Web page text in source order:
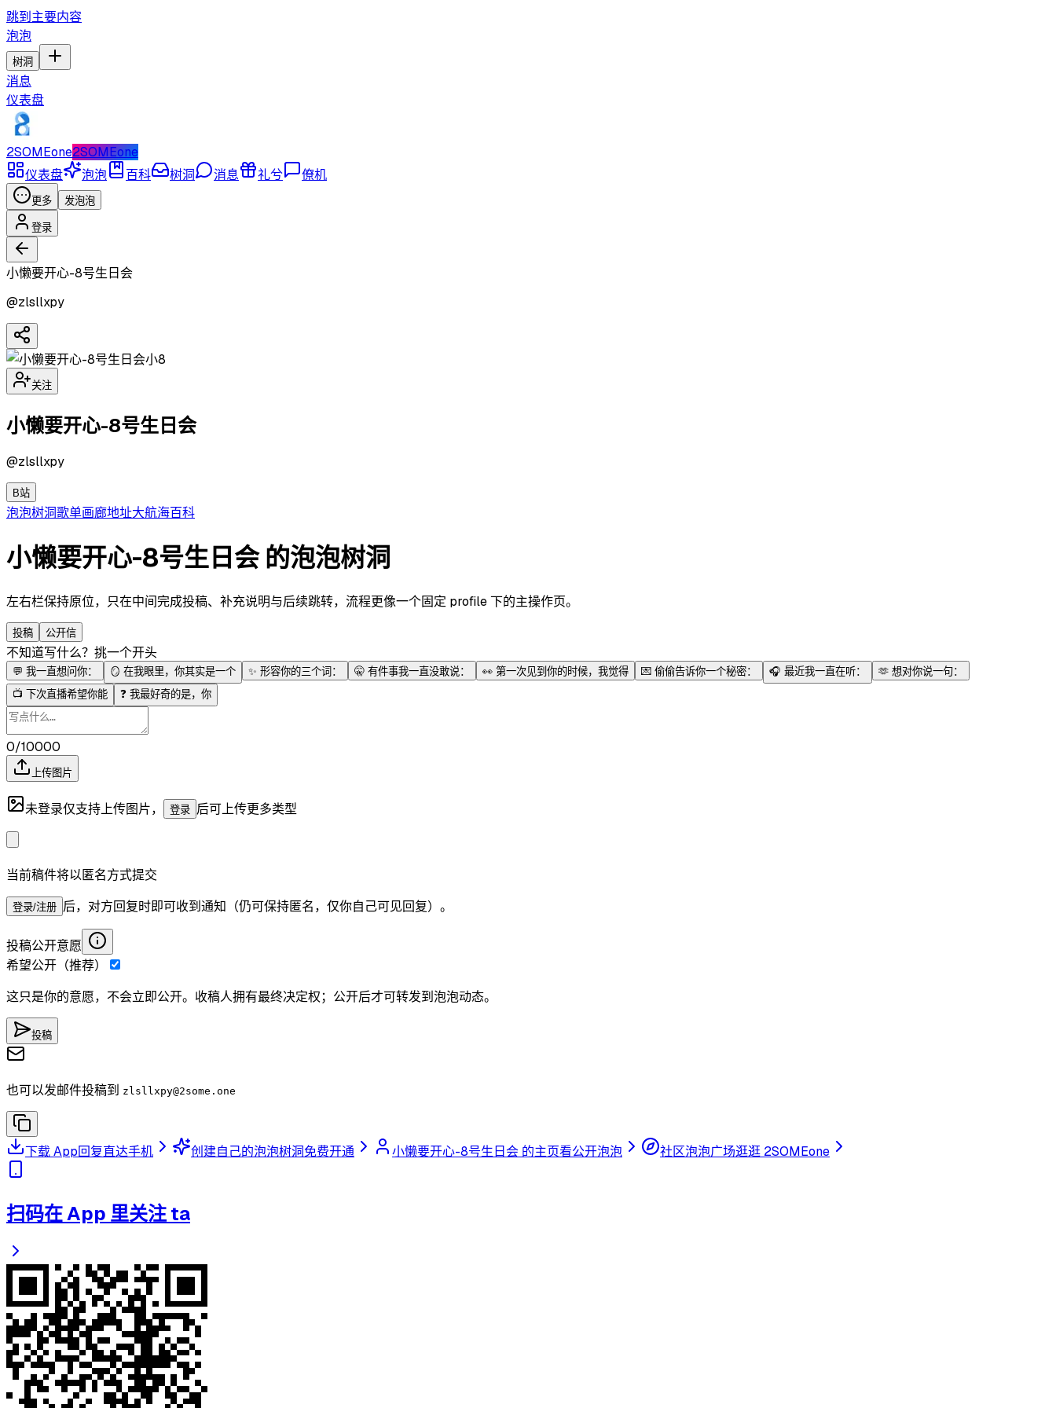
跳到主要内容
泡泡
树洞
消息
仪表盘
2SOMEone2SOMEone
仪表盘
泡泡 百科 树洞 消息 礼兮 僚机
更多 发泡泡
登录
小懒要开心-8号生日会
@zlsllxpy
小8
关注
小懒要开心-8号生日会
@zlsllxpy
B站
泡泡树洞歌单画廊地址大航海百科
小懒要开心-8号生日会 的泡泡树洞
左右栏保持原位，只在中间完成投稿、补充说明与后续跳转，流程更像一个固定 profile 下的主操作页。
投稿 公开信
不知道写什么？挑一个开头
💬 我一直想问你： 🪞 在我眼里，你其实是一个 ✨ 形容你的三个词： 🤫 有件事我一直没敢说： 👀 第一次见到你的时候，我觉得 💌 偷偷告诉你一个秘密： 🎧 最近我一直在听： 🫶 想对你说一句：
📺 下次直播希望你能 ❓ 我最好奇的是，你
0/10000
上传图片
未登录仅支持上传图片， 登录 后可上传更多类型
当前稿件将以匿名方式提交
登录/注册 后，对方回复时即可收到通知（仍可保持匿名，仅你自己可见回复）。
投稿公开意愿
希望公开（推荐）
这只是你的意愿，不会立即公开。收稿人拥有最终决定权；公开后才可转发到泡泡动态。
投稿
也可以发邮件投稿到 zlsllxpy@2some.one
下载 App回复直达手机 创建自己的泡泡树洞免费开通 小懒要开心-8号生日会 的主页看公开泡泡 社区泡泡广场逛逛 2SOMEone
扫码在 App 里关注 ta